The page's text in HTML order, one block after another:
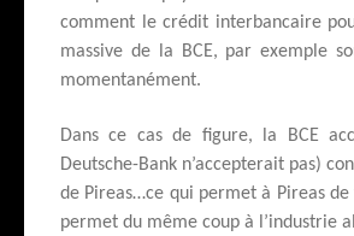
comment le crédit interbancaire
massive de la BCE, par exemple
momentanément.
Dans ce cas de figure, la BCE
Deutsche-Bank n’accepterait pas)
de Pireas…ce qui permet à Pireas
permet du même coup à l’industrie